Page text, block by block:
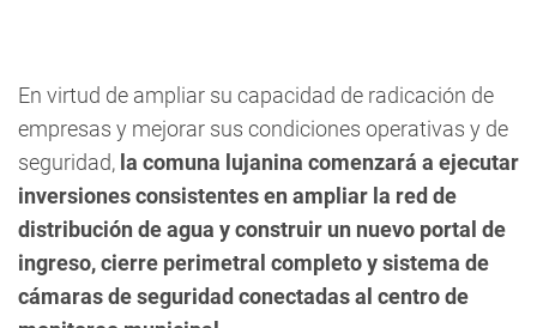
En virtud de ampliar su capacidad de radicación de
empresas y mejorar sus condiciones operativas y de
seguridad, la comuna lujanina comenzará a ejecutar
inversiones consistentes en ampliar la red de
distribución de agua y construir un nuevo portal de
ingreso, cierre perimetral completo y sistema de
cámaras de seguridad conectadas al centro de